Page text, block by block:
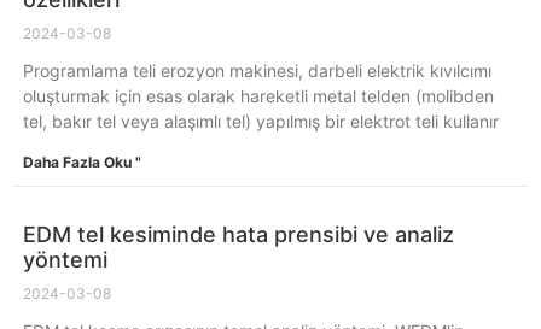
2024-03-08
Programlama teli erozyon makinesi, darbeli elektrik kıvılcımı
oluşturmak için esas olarak hareketli metal telden (molibden
tel, bakır tel veya alaşımlı tel) yapılmış bir elektrot teli kullanır
Daha Fazla Oku "
EDM tel kesiminde hata prensibi ve analiz
yöntemi
2024-03-08